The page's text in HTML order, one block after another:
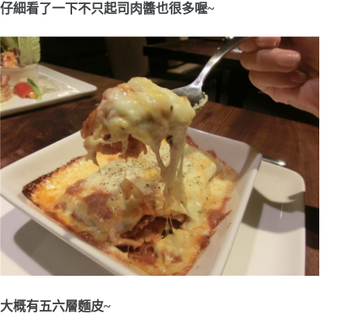
仔細看了一下不只起司肉醬也很多喔~
大概有五六層麵皮~